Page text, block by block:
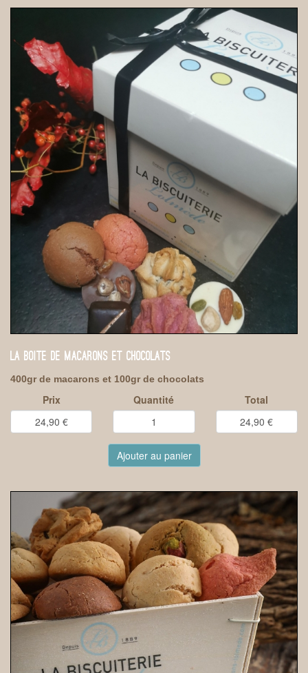
LA BOITE DE MACARONS ET CHOCOLATS
400gr de macarons et 100gr de chocolats
Prix Quantité Total
Ajouter au panier